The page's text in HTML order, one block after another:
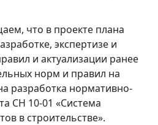
что в проекте плана
экспертизе и
и актуализации ранее
норм и правил на
разработка нормативно-
СН 10-01 «Система
в строительстве».